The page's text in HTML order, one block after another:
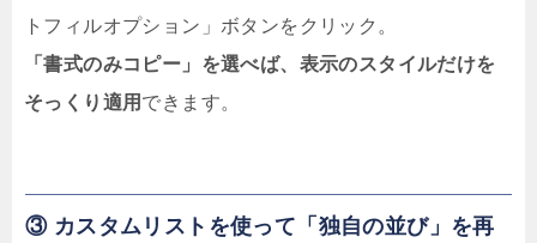
トフィルオプション」ボタンをクリック。
「書式のみコピー」を選べば、表示のスタイルだけを
そっくり適用 できます。
③ カスタムリストを使って「独自の並び」を再